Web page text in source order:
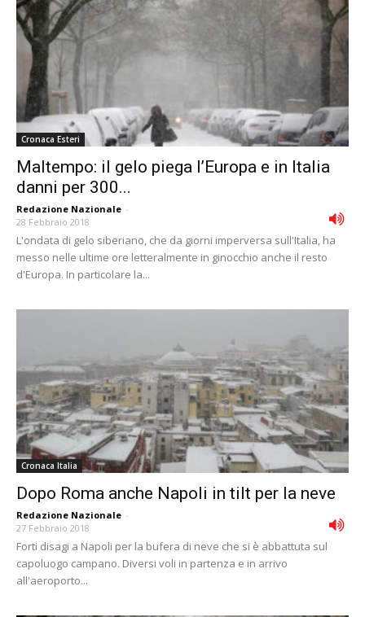
Cronaca Esteri
Maltempo: il gelo piega l’Europa e in Italia
danni per 300...
Redazione Nazionale -
28 Febbraio 2018
L'ondata di gelo siberiano, che da giorni imperversa sull'Italia, ha
messo nelle ultime ore letteralmente in ginocchio anche il resto
d'Europa. In particolare la...
Cronaca Italia
Dopo Roma anche Napoli in tilt per la neve
Redazione Nazionale -
27 Febbraio 2018
Forti disagi a Napoli per la bufera di neve che si è abbattuta sul
capoluogo campano. Diversi voli in partenza e in arrivo
all'aeroporto...